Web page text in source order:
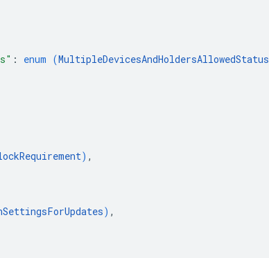
: enum (MultipleDevicesAndHoldersAllowedStatus
) ,
) ,